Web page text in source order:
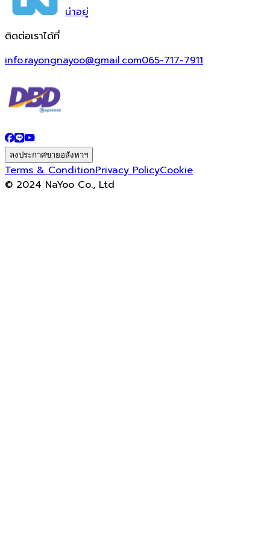
น่าอยู่
ติดต่อเราได้ที่
info.rayongnayoo@gmail.com065-717-7911
ลงประกาศขายอสังหาฯ
Terms & ConditionPrivacy PolicyCookie
© 2024 NaYoo Co., Ltd